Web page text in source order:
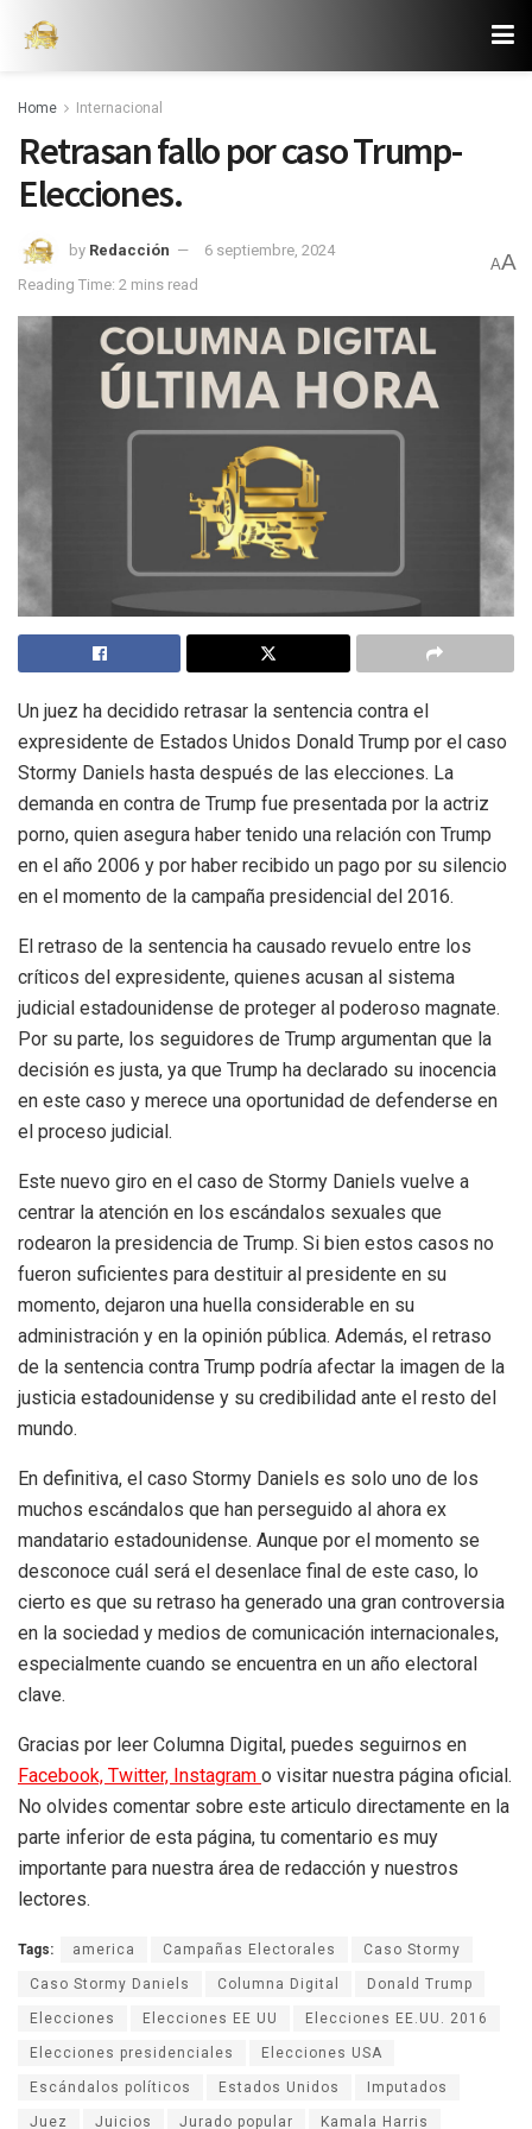
Home Internacional
Retrasan fallo por caso Trump-
Elecciones.
by Redacción
6 septiembre, 2024
Reading Time: 2 mins read
AA
Un juez ha decidido retrasar la sentencia contra el
expresidente de Estados Unidos Donald Trump por el caso
Stormy Daniels hasta después de las elecciones. La
demanda en contra de Trump fue presentada por la actriz
porno, quien asegura haber tenido una relación con Trump
en el año 2006 y por haber recibido un pago por su silencio
en el momento de la campaña presidencial del 2016.
El retraso de la sentencia ha causado revuelo entre los
críticos del expresidente, quienes acusan al sistema
judicial estadounidense de proteger al poderoso magnate.
Por su parte, los seguidores de Trump argumentan que la
decisión es justa, ya que Trump ha declarado su inocencia
en este caso y merece una oportunidad de defenderse en
el proceso judicial.
Este nuevo giro en el caso de Stormy Daniels vuelve a
centrar la atención en los escándalos sexuales que
rodearon la presidencia de Trump. Si bien estos casos no
fueron suficientes para destituir al presidente en su
momento, dejaron una huella considerable en su
administración y en la opinión pública. Además, el retraso
de la sentencia contra Trump podría afectar la imagen de la
justicia estadounidense y su credibilidad ante el resto del
mundo.
En definitiva, el caso Stormy Daniels es solo uno de los
muchos escándalos que han perseguido al ahora ex
mandatario estadounidense. Aunque por el momento se
desconoce cuál será el desenlace final de este caso, lo
cierto es que su retraso ha generado una gran controversia
en la sociedad y medios de comunicación internacionales,
especialmente cuando se encuentra en un año electoral
clave.
Gracias por leer Columna Digital, puedes seguirnos en
Facebook, Twitter, Instagram o visitar nuestra página oficial.
No olvides comentar sobre este articulo directamente en la
parte inferior de esta página, tu comentario es muy
importante para nuestra área de redacción y nuestros
lectores.
Tags: america Campañas Electorales Caso Stormy
Caso Stormy Daniels Columna Digital Donald Trump
Elecciones Elecciones EE UU Elecciones EE.UU. 2016
Elecciones presidenciales Elecciones USA
Escándalos políticos Estados Unidos Imputados
Juez Juicios Jurado popular Kamala Harris